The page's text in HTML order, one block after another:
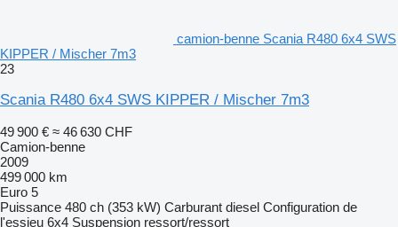
camion-benne Scania R480 6x4 SWS
KIPPER / Mischer 7m3
23
Scania R480 6x4 SWS KIPPER / Mischer 7m3
49 900 € ≈ 46 630 CHF
Camion-benne
2009
499 000 km
Euro 5
Puissance 480 ch (353 kW) Carburant diesel Configuration de
l'essieu 6x4 Suspension ressort/ressort